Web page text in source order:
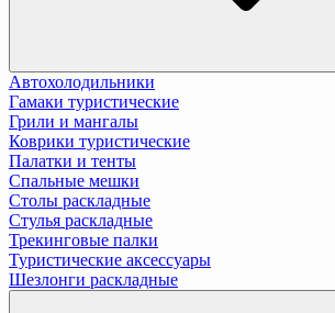
Автохолодильники
Гамаки туристические
Грили и мангалы
Коврики туристические
Палатки и тенты
Спальные мешки
Столы раскладные
Стулья раскладные
Трекинговые палки
Туристические аксессуары
Шезлонги раскладные